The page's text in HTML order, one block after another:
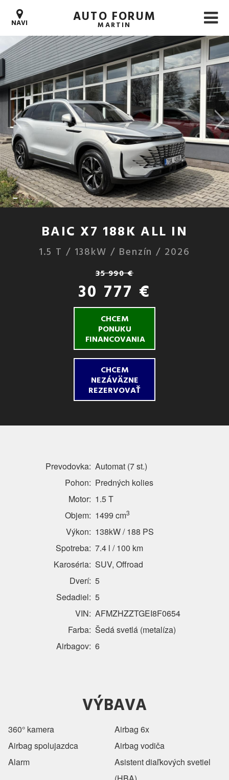
NAVI AUTO FORUM
MARTIN
BAIC X7 188K ALL IN
1.5 T / 138kW / Benzín / 2026
35 990 €
30 777 €
CHCEM
PONUKU
FINANCOVANIA
CHCEM
NEZÁVÄZNE
REZERVOVAŤ
Prevodovka: Automat (7 st.)
Pohon: Predných kolies
Motor: 1.5 T
Objem: 1499 cm3
Výkon: 138kW / 188 PS
Spotreba: 7.4 l / 100 km
Karoséria: SUV, Offroad
Dverí: 5
Sedadiel: 5
VIN: AFMZHZZTGEI8F0654
Farba: Šedá svetlá (metalíza)
Airbagov: 6
VÝBAVA
360° kamera
Airbag 6x
Airbag spolujazdca
Airbag vodiča
Alarm
Asistent diaľkových svetiel